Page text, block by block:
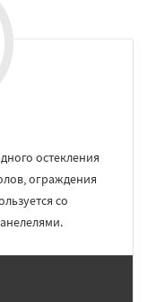
остекления
ограждения
со